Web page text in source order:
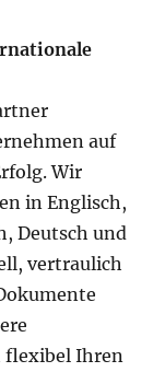
auf
Wir
in Englisch,
Deutsch und
vertraulich
flexibel Ihren